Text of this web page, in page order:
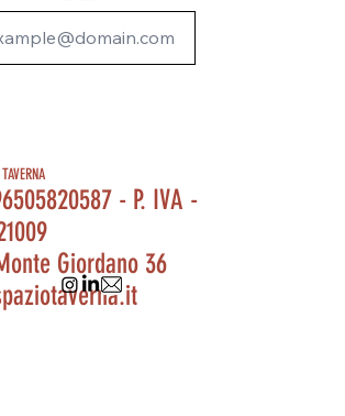
- P. IVA -
Giordano 36